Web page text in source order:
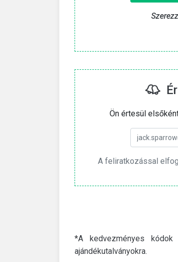
Ön értesül
A feliratkozással
*A kedvezményes
ajándékutalványokra.